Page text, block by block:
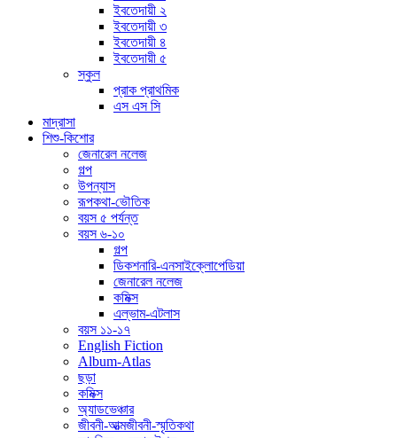
ইবতেদায়ী ২
ইবতেদায়ী ৩
ইবতেদায়ী ৪
ইবতেদায়ী ৫
স্কুল
প্রাক প্রাথমিক
এস এস সি
মাদ্রাসা
শিশু-কিশোর
জেনারেল নলেজ
গল্প
উপন্যাস
রূপকথা-ভৌতিক
বয়স ৫ পর্যন্ত
বয়স ৬-১০
গল্প
ডিকশনারি-এনসাইক্লোপেডিয়া
জেনারেল নলেজ
কমিক্স
এল্ভাম-এটলাস
বয়স ১১-১৭
English Fiction
Album-Atlas
ছড়া
কমিক্স
অ্যাডভেঞ্চার
জীবনী-আত্মজীবনী-স্মৃতিকথা